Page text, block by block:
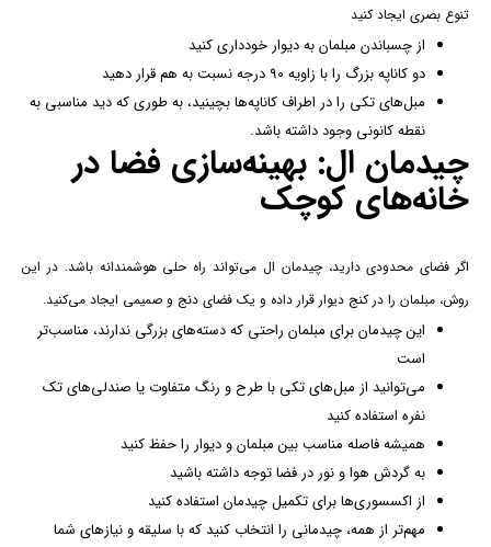
تنوع بصری ایجاد کنید
از چسباندن مبلمان به دیوار خودداری کنید
دو کاناپه بزرگ را با زاویه ۹۰ درجه نسبت به هم قرار دهید
مبل‌های تکی را در اطراف کاناپه‌ها بچینید، به طوری که دید مناسبی به
نقطه کانونی وجود داشته باشد.
چیدمان ال: بهینه‌سازی فضا در
خانه‌های کوچک
اگر فضای محدودی دارید، چیدمان ال می‌تواند راه حلی هوشمندانه باشد. در این
روش، مبلمان را در کنج دیوار قرار داده و یک فضای دنج و صمیمی ایجاد می‌کنید.
این چیدمان برای مبلمان راحتی که دسته‌های بزرگی ندارند، مناسب‌تر
است
می‌توانید از مبل‌های تکی با طرح و رنگ متفاوت یا صندلی‌های تک
نفره استفاده کنید
همیشه فاصله مناسب بین مبلمان و دیوار را حفظ کنید
به گردش هوا و نور در فضا توجه داشته باشید
از اکسسوری‌ها برای تکمیل چیدمان استفاده کنید
مهم‌تر از همه، چیدمانی را انتخاب کنید که با سلیقه و نیازهای شما